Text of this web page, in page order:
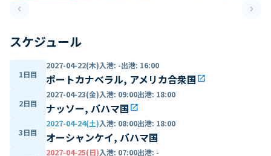
keyboard_arrow_leftPrevious slide keyboard_arrow_right
スケジュール
1日目
2027-04-22(木)入港: -出港: 16:00
ポートカナベラル, アメリカ合衆国open_in_new
2日目
2027-04-23(金)入港: 09:00出港: 18:00
ナッソー, バハマ国open_in_new
3日目
2027-04-24(土)入港: 08:00出港: 18:00
オーシャンケイ, バハマ国
2027-04-25(日)入港: 07:00出港: -